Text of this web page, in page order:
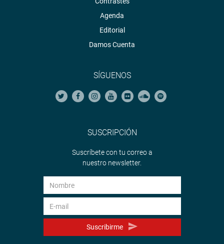
Agenda
Editorial
Damos Cuenta
SÍGUENOS
SUSCRIPCIÓN
Suscríbete con tu correo a
nuestro newsletter.
Suscribirme